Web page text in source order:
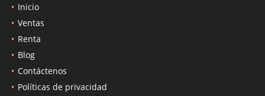
Inicio
Ventas
Renta
Blog
Contáctenos
Políticas de privacidad